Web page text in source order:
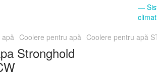
apă Coolere pentru apă Coolere pentru apă
Stronghold